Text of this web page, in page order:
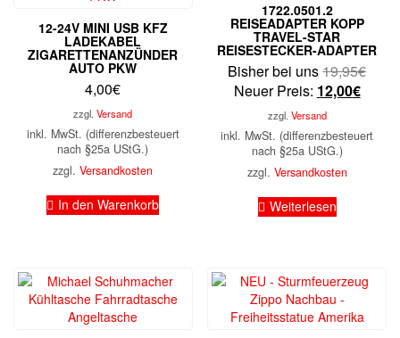
12-24V MINI USB KFZ
LADEKABEL
ZIGARETTENANZÜNDER
AUTO PKW
4,00€
zzgl.Versand
inkl. MwSt. (differenzbesteuert
nach §25a UStG.)
zzgl.Versandkosten
In den Warenkorb
1722.0501.2
REISEADAPTER KOPP
TRAVEL-STAR
REISESTECKER-ADAPTER
Bisher bei uns19,95€
Neuer Preis: 12,00€
ist:
zzgl. Versand
inkl. MwSt. (differenzbesteuert
nach §25a UStG.)
zzgl. Versandkosten
Weiterlesen